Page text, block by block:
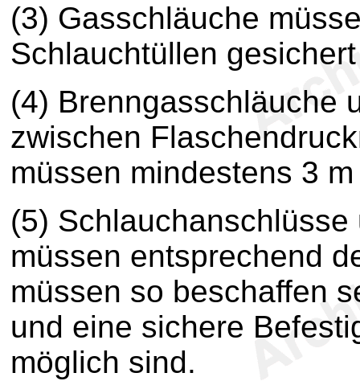
(3) Gasschläuche
Schlauchtüllen
(4) Brenngasschläuche
zwischen
müssen mindestens 3
(5)
müssen entsprechend
müssen so beschaffen
und eine sichere
möglich sind.